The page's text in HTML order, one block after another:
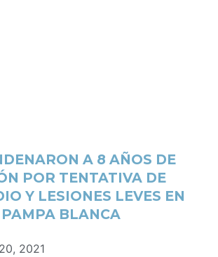
A 8 AÑOS DE
POR TENTATIVA DE
Y LESIONES LEVES EN
PAMPA BLANCA
2021